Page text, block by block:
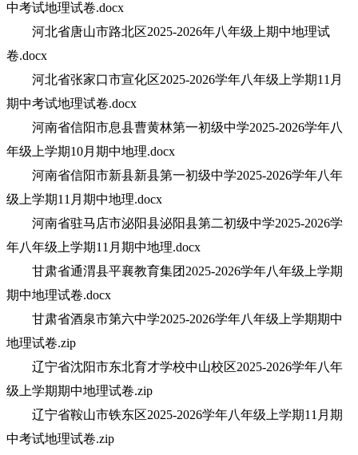
中考试地理试卷.docx
河北省唐山市路北区2025-2026年八年级上期中地理试
卷.docx
河北省张家口市宣化区2025-2026学年八年级上学期11月
期中考试地理试卷.docx
河南省信阳市息县曹黄林第一初级中学2025-2026学年八
年级上学期10月期中地理.docx
河南省信阳市新县新县第一初级中学2025-2026学年八年
级上学期11月期中地理.docx
河南省驻马店市泌阳县泌阳县第二初级中学2025-2026学
年八年级上学期11月期中地理.docx
甘肃省通渭县平襄教育集团2025-2026学年八年级上学期
期中地理试卷.docx
甘肃省酒泉市第六中学2025-2026学年八年级上学期期中
地理试卷.zip
辽宁省沈阳市东北育才学校中山校区2025-2026学年八年
级上学期期中地理试卷.zip
辽宁省鞍山市铁东区2025-2026学年八年级上学期11月期
中考试地理试卷.zip